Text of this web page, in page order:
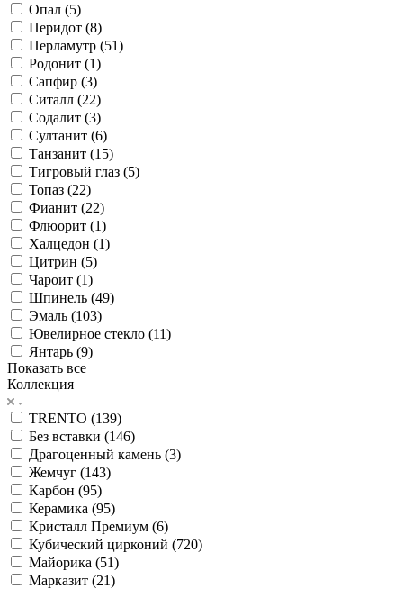
Опал (5)
Перидот (8)
Перламутр (51)
Родонит (1)
Сапфир (3)
Ситалл (22)
Содалит (3)
Султанит (6)
Танзанит (15)
Тигровый глаз (5)
Топаз (22)
Фианит (22)
Флюорит (1)
Халцедон (1)
Цитрин (5)
Чароит (1)
Шпинель (49)
Эмаль (103)
Ювелирное стекло (11)
Янтарь (9)
Показать все
Коллекция
TRENTO (139)
Без вставки (146)
Драгоценный камень (3)
Жемчуг (143)
Карбон (95)
Керамика (95)
Кристалл Премиум (6)
Кубический цирконий (720)
Майорика (51)
Марказит (21)